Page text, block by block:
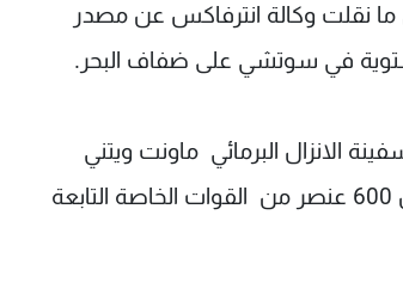
ما نقلت وكالة انترفاكس عن مصدر
في سوتشي على ضفاف البحر.
الانزال البرمائي ماونت ويتني
موجودتان حاليا في البحر الاسود وعلى متنهما اكثر من 600 عنصر من القوات الخاصة التابعة